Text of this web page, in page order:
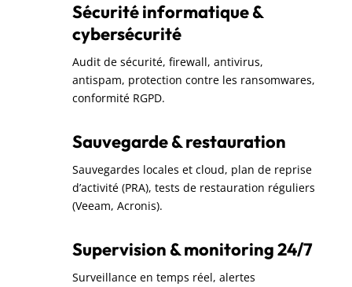
Sécurité informatique &
cybersécurité
Audit de sécurité, firewall, antivirus,
antispam, protection contre les ransomwares,
conformité RGPD.
Sauvegarde & restauration
Sauvegardes locales et cloud, plan de reprise
d’activité (PRA), tests de restauration réguliers
(Veeam, Acronis).
Supervision & monitoring 24/7
Surveillance en temps réel, alertes